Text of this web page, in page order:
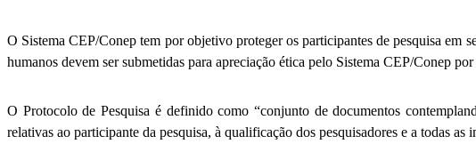
O Sistema CEP/Conep tem por objetivo proteger os participantes de pesquisa em
humanos devem ser submetidas para apreciação ética pelo Sistema CEP/Conep
O Protocolo de Pesquisa é definido como “conjunto de documentos
relativas ao participante da pesquisa, à qualificação dos pesquisadores e a todas